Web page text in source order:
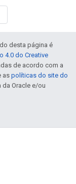
desta página é
4.0 do Creative
de acordo com a
aspolíticas do site do
da Oracle e/ou